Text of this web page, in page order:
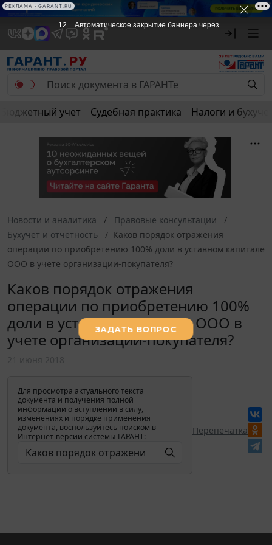
РЕКЛАМА
Бюджетный учет Судебная практика Налоги и
Новости и аналитика
Правовые консультации
Бухучет и отчетность
Каков порядок отражения
операции по приобретению 100% доли в уставном капитале
ООО в учете организации-покупателя?
Каков порядок отражения
операции по приобретению 100%
доли в уставном капитале ООО в
учете организации-покупателя?
Для просмотра актуального текста
документа и получения полной
информации о вступлении в силу,
изменениях и порядке применения
документа, воспользуйтесь поиском в
Интернет-версии системы ГАРАНТ:
Перепечатка
12 Автоматическое закрытие баннера через
РЕКЛАМА • GARANT.RU